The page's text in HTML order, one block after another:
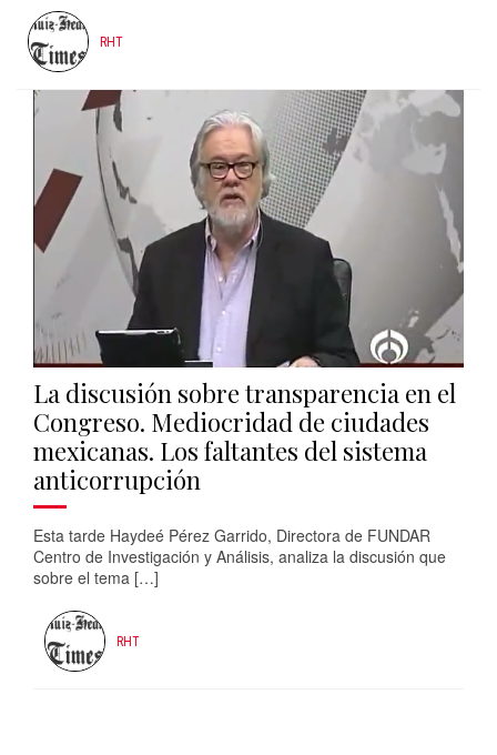
RHT
La discusión sobre transparencia en el
Congreso. Mediocridad de ciudades
mexicanas. Los faltantes del sistema
anticorrupción
Esta tarde Haydeé Pérez Garrido, Directora de FUNDAR
Centro de Investigación y Análisis, analiza la discusión que
sobre el tema […]
RHT